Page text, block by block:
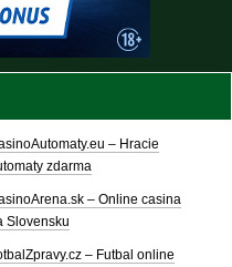
– Hracie
zdarma
– Online casina
Slovensku
– Futbal online